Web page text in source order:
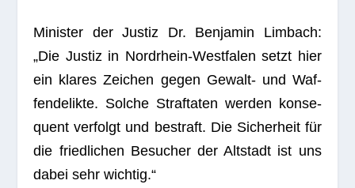
Minis­ter der Jus­tiz Dr. Ben­ja­min Lim­bach:
„Die Jus­tiz in Nord­rhein-West­fa­len setzt hier
ein kla­res Zei­chen gegen Gewalt- und Waf­
fen­de­likte. Sol­che Straf­ta­ten wer­den kon­se­
quent ver­folgt und bestraft. Die Sicher­heit für
die fried­li­chen Besu­cher der Alt­stadt ist uns
dabei sehr wichtig.“